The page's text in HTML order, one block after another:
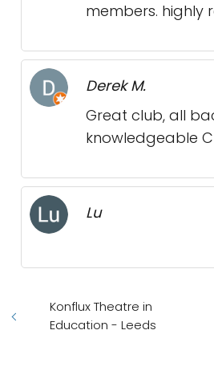
members. highly
Derek M.
Great club, all
knowledgeable
Lu
Konflux Theatre in
Education - Leeds